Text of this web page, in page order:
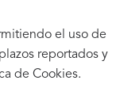
el uso de
reportados y
de Cookies.